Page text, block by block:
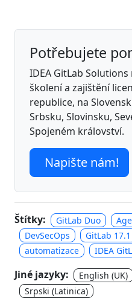
Potřebujete
IDEA GitLab
školení a zajištění
republice, na
Srbsku, Slovinsku,
Spojeném království.
Napište nám!
Štítky: GitLab Duo
DevSecOps
GitLab 17.1
automatizace
IDEA
Jiné jazyky: English (UK)
Srpski (Latinica)